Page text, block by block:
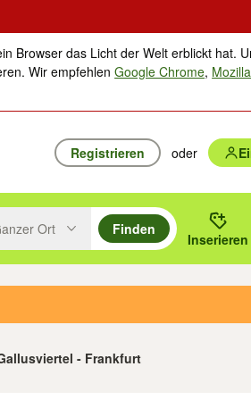
Browser das Licht der Welt erblickt hat.
Wir empfehlenGoogle Chrome,
Registrieren oder
oben/unten durchsuchen und mit
drücken um zu suchen, oder
Ort
Finden
Inserieren
- Frankfurt